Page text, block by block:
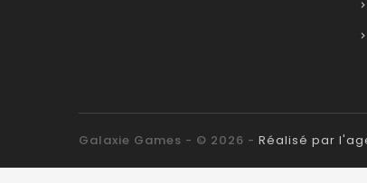
Galaxie Games - © 2026 - Réalisé par